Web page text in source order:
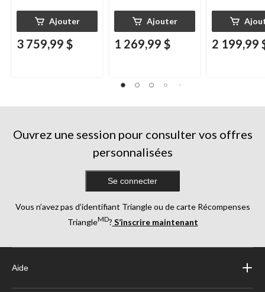
Ajouter
3 759,99 $
Ajouter
1 269,99 $ 2 199,99
Ouvrez une session pour consulter vos offres
personnalisées
Se connecter
Vous n’avez pas d’identifiant Triangle ou de carte Récompenses
TriangleMD? S’inscrire maintenant
Aide